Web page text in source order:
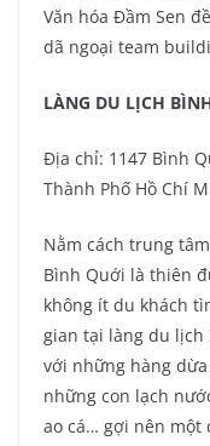
Văn hóa Đầm Sen
dã ngoại team
LÀNG DU LỊCH
Địa chỉ: 1147 Bình
Thành Phố Hồ Chí
Nằm cách trung
Bình Quới là thiên
không ít du khách
gian tại làng du
với những hàng
những con lạch
ao cá… gợi nên một